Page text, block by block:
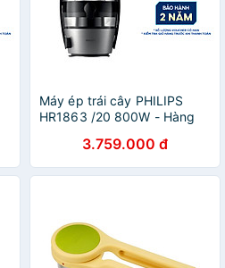
Máy ép trái cây PHILIPS
HR1863 /20 800W - Hàng
3.759.000 đ